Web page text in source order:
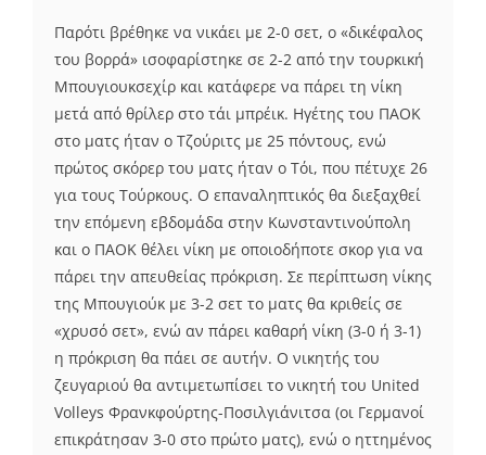
Παρότι βρέθηκε να νικάει με 2-0 σετ, ο «δικέφαλος
του βορρά» ισοφαρίστηκε σε 2-2 από την τουρκική
Μπουγιουκσεχίρ και κατάφερε να πάρει τη νίκη
μετά από θρίλερ στο τάι μπρέικ. Ηγέτης του ΠΑΟΚ
στο ματς ήταν ο Τζούριτς με 25 πόντους, ενώ
πρώτος σκόρερ του ματς ήταν ο Τόι, που πέτυχε 26
για τους Τούρκους. Ο επαναληπτικός θα διεξαχθεί
την επόμενη εβδομάδα στην Κωνσταντινούπολη
και ο ΠΑΟΚ θέλει νίκη με οποιοδήποτε σκορ για να
πάρει την απευθείας πρόκριση. Σε περίπτωση νίκης
της Μπουγιούκ με 3-2 σετ το ματς θα κριθείς σε
«χρυσό σετ», ενώ αν πάρει καθαρή νίκη (3-0 ή 3-1)
η πρόκριση θα πάει σε αυτήν. Ο νικητής του
ζευγαριού θα αντιμετωπίσει το νικητή του United
Volleys Φρανκφούρτης-Ποσιλγιάνιτσα (οι Γερμανοί
επικράτησαν 3-0 στο πρώτο ματς), ενώ ο ηττημένος